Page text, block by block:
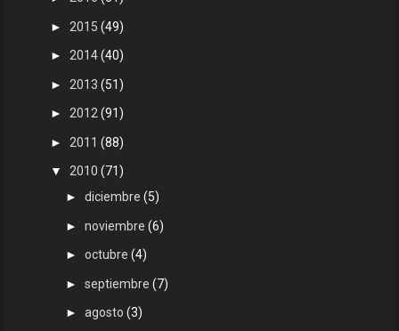
► 2015(49)
► 2014(40)
► 2013(51)
► 2012(91)
► 2011(88)
▼ 2010(71)
►diciembre(5)
►noviembre(6)
►octubre(4)
►septiembre(7)
►agosto(3)